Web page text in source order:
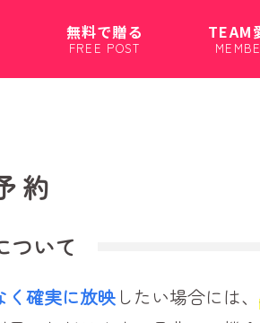
無料で贈る
FREE POST
TEAM
約
ついて
く確実に放映 したい場合には、